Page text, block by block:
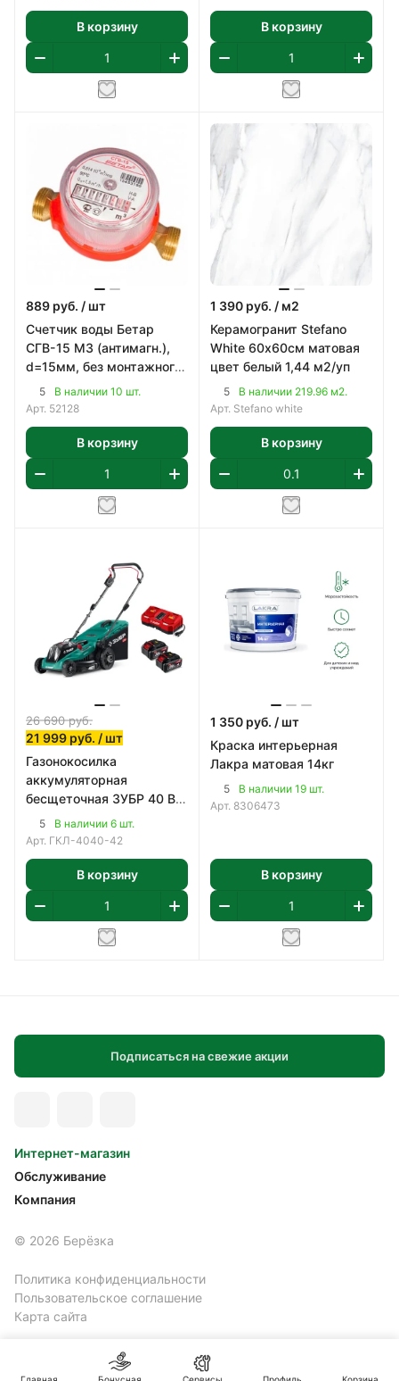
В корзину В корзину
889 руб. / шт
Счетчик воды Бетар
СГВ-15 МЗ (антимагн.),
d=15мм, без монтажного
комплекта
5
В наличии 10 шт.
Арт. 52128
В корзину
1 390 руб. / м2
Керамогранит Stefano
White 60х60см матовая
цвет белый 1,44 м2/уп
5
В наличии 219.96 м2.
Арт. Stefano white
В корзину
26 690руб.
21 999 руб. / шт
Газонокосилка
аккумуляторная
бесщеточная ЗУБР 40 В
(2x20В), 400 мм
5
В наличии 6 шт.
Арт. ГКЛ-4040-42
В корзину
1 350 руб. / шт
Краска интерьерная
Лакра матовая 14кг
5
В наличии 19 шт.
Арт. 8306473
В корзину
Подписаться на свежие акции
Интернет-магазин
Обслуживание
Компания
© 2026 Берёзка
Политика конфиденциальности
Пользовательское соглашение
Карта сайта